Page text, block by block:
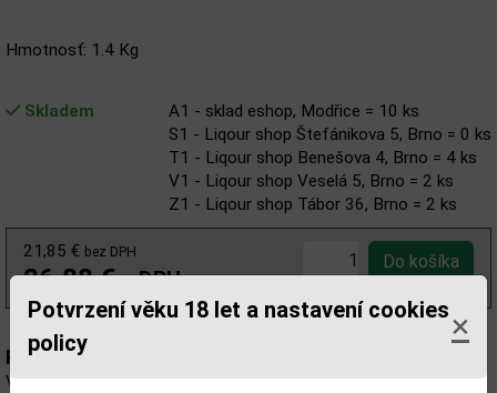
Potvrzení věku 18 let a nastavení cookies
policy
×
Hmotnosť: 1.4 Kg
Skladem
A1 - sklad eshop, Modřice = 10 ks
S1 - Liqour shop Štefánikova 5, Brno = 0 ks
T1 - Liqour shop Benešova 4, Brno = 4 ks
V1 - Liqour shop Veselá 5, Brno = 2 ks
Z1 - Liqour shop Tábor 36, Brno = 2 ks
21,85 € bez DPH
26,88 €s DPH
Popis:
Ve vůni ucítíte záber citrusů a sladkého zázvoru, za kterým